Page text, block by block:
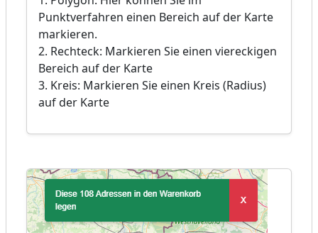
Punktverfahren einen Bereich auf der Karte
markieren.
2. Rechteck: Markieren Sie einen viereckigen
Bereich auf der Karte
3. Kreis: Markieren Sie einen Kreis (Radius)
auf der Karte